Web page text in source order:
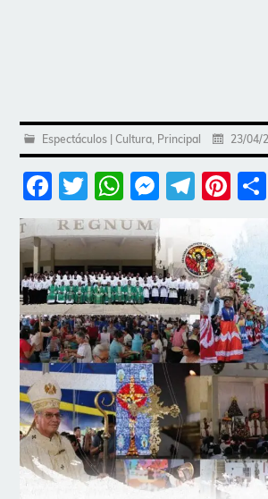
Espectáculos | Cultura Principal 23/04/
Facebook
Twitter
WhatsApp